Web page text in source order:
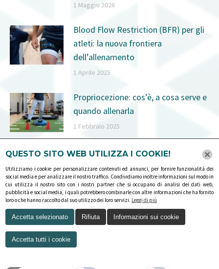
1 Maggio 2026
Blood Flow Restriction (BFR) per gli
atleti: la nuova frontiera
dell’allenamento
1 Aprile 2025
Propriocezione: cos’è, a cosa serve e
quando allenarla
1 Febbraio 2025
Come prevenire gli infortuni sugli sci
14 Dicembre 2024
QUESTO SITO WEB UTILIZZA I COOKIE!
Utilizziamo i cookie per personalizzare contenuti ed annunci, per fornire funzionalità dei
social media e per analizzare il nostro traffico. Condividiamo inoltre informazioni sul modo in
cui utilizza il nostro sito con i nostri partner che si occupano di analisi dei dati web,
pubblicità e social media, i quali potrebbero combinarle con altre informazioni che ha fornito
loro o che hanno raccolto dal suo utilizzo dei loro servizi. Leggi di più
Accetta selezionato Rifiuta Informazioni sui cookie
Accetta tutti i cookie